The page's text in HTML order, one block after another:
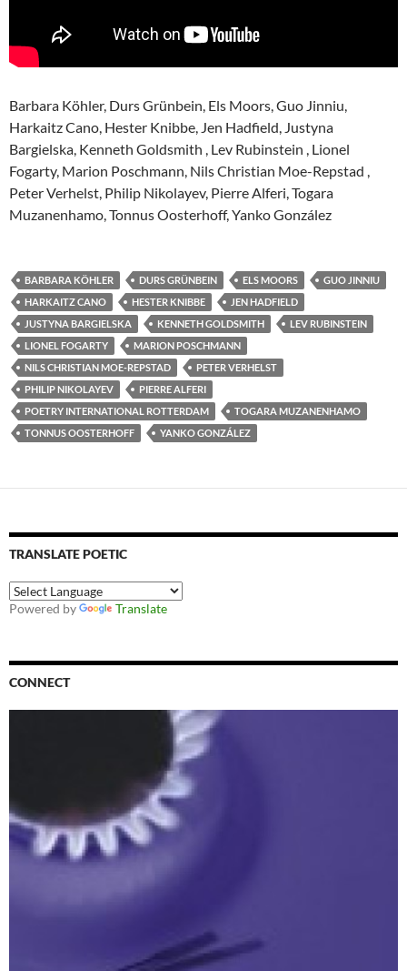
Barbara Köhler, Durs Grünbein, Els Moors, Guo Jinniu,
Harkaitz Cano, Hester Knibbe, Jen Hadfield, Justyna
Bargielska, Kenneth Goldsmith , Lev Rubinstein , Lionel
Fogarty, Marion Poschmann, Nils Christian Moe-Repstad ,
Peter Verhelst, Philip Nikolayev, Pierre Alferi, Togara
Muzanenhamo, Tonnus Oosterhoff, Yanko González
BARBARA KÖHLER DURS GRÜNBEIN ELS MOORS
GUO JINNIU
HARKAITZ CANO
HESTER KNIBBE
JEN HADFIELD
JUSTYNA BARGIELSKA
KENNETH GOLDSMITH
LEV RUBINSTEIN
LIONEL FOGARTY
MARION POSCHMANN
NILS CHRISTIAN MOE-REPSTAD
PETER VERHELST
PHILIP NIKOLAYEV
PIERRE ALFERI
POETRY INTERNATIONAL ROTTERDAM
TOGARA MUZANENHAMO
TONNUS OOSTERHOFF
YANKO GONZÁLEZ
TRANSLATE POETIC
Powered by Translate
CONNECT